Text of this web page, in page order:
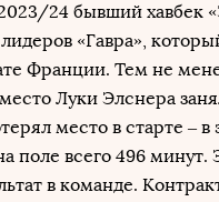
24 бывший хавбек
«Гавра»,
Франции. Тем не
Луки Элснера
место в старте –
поле всего 496 минут.
в команде.